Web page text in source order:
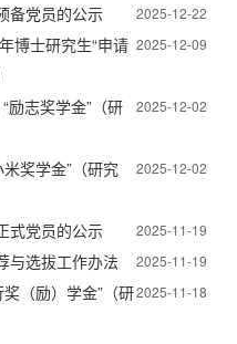
2025-12-22
备党员的公示
2025-12-09
博士研究生“申请
2025-12-02
励志奖学金”（研
2025-12-02
奖学金”（研究
2025-11-19
式党员的公示
2025-11-19
与选拔工作办法
2025-11-18
（励）学金”（研